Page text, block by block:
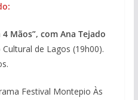
4 Mãos”, com Ana Tejado
de Lagos (19h00).
Festival Montepio Às